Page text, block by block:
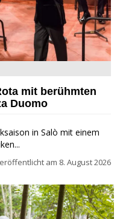
Nino Rota
mit berühmten
Duomo
in Salò mit einem
am 8. August 2026